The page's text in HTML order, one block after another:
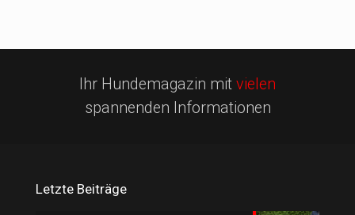
Ihr Hundemagazin mit vielen
spannenden Informationen
Letzte Beiträge